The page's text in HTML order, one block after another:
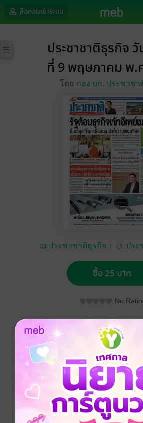
ล็อกอินเข้าระบบ
ประชาชาติธุรกิจ
ที่ 9 พฤษภาคม พ.
โดย กอง บก. ประชาชา
ประชาชาติธุรกิจ ประ
ซื้อ 25 บาท
No
อยากได้ ซื้อเป็นของขวัญ
ประชาชาติธุรกิจ วันจันทร์ที่ 9 พฤษภา
ประเภทไฟล์